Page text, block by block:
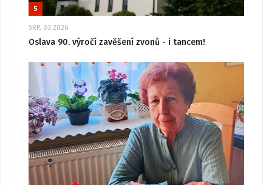
5
SRP, 03 2026
Oslava 90. výročí zavěšení zvonů - i tancem!